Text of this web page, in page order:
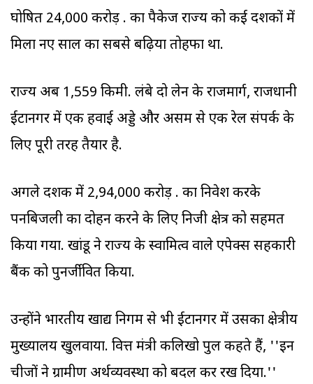
घोषित 24,000 करोड़ रु. का पैकेज राज्‍य को कई दशकों में
मिला नए साल का सबसे बढ़िया तोहफा था.
राज्‍य अब 1,559 किमी. लंबे दो लेन के राजमार्ग, राजधानी
ईटानगर में एक हवाई अड्डे और असम से एक रेल संपर्क के
लिए पूरी तरह तैयार है.
अगले दशक में 2,94,000 करोड़ रु. का निवेश करके
पनबिजली का दोहन करने के लिए निजी क्षेत्र को सहमत
किया गया. खांडू ने राज्‍य के स्वामित्व वाले एपेक्स सहकारी
बैंक को पुनर्जीवित किया.
उन्होंने भारतीय खाद्य निगम से भी ईटानगर में उसका क्षेत्रीय
मुख्यालय खुलवाया. वित्त मंत्री कलिखो पुल कहते हैं, ''इन
चीजों ने ग्रामीण अर्थव्यवस्था को बदल कर रख दिया.''